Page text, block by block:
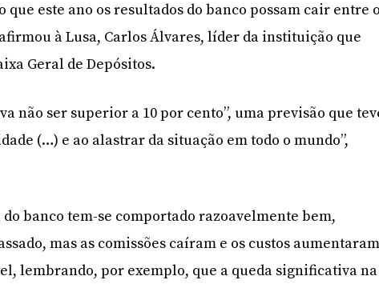
este ano os resultados do banco possam cair entre
afirmou à Lusa, Carlos Álvares, líder da instituição que
Geral de Depósitos.
não ser superior a 10 por cento”, uma previsão que
(…) e ao alastrar da situação em todo o mundo”,
banco tem-se comportado razoavelmente bem,
mas as comissões caíram e os custos
lembrando, por exemplo, que a queda significativa na